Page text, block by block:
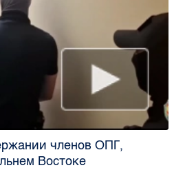
членов ОПГ,
Востоке